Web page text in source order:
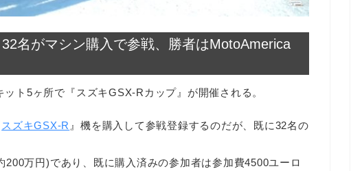
32名がマシン購入で参戦、勝者はMotoAmerica
ト5ヶ所で『スズキGSX-Rカップ』が開催される。
スズキGSX-R 』機を購入して参戦登録するのだが、既に32名の
万円)であり、既に購入済みの参加者は参加費4500ユーロ